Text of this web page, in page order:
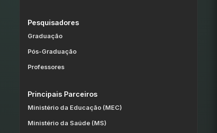
Pesquisadores
Graduação
Pós-Graduação
Professores
Principais Parceiros
Ministério da Educação (MEC)
Ministério da Saúde (MS)